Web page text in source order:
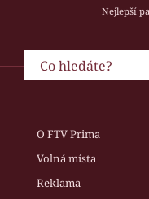
Nejlepší
O FTV Prima
Volná místa
Reklama